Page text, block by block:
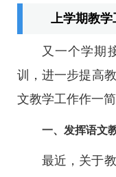
上学期教
又一个学期
训，进一步提高
文教学工作作一简
一、发挥语文
最近，关于